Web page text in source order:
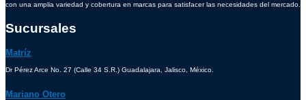
con una amplia variedad y cobertura en marcas para satisfacer las necesidades del mercado.
Sucursales
Matríz
Dr Pérez Arce No. 27 (Calle 34 S.R.) Guadalajara, Jalisco, México.
Mariano Otero